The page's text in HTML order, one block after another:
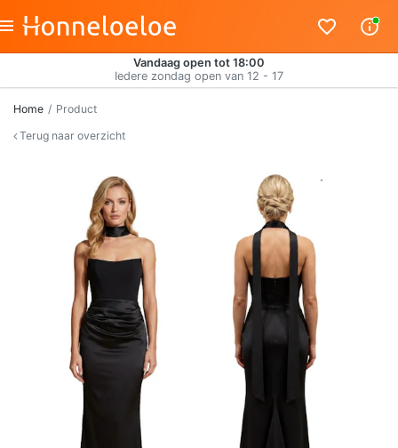
Vandaag open tot 18:00
Iedere zondag open van 12 - 17
Home
Product
Terug naar overzicht